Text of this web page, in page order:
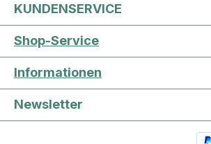
KUNDENSERVICE
Shop-Service
Informationen
Newsletter